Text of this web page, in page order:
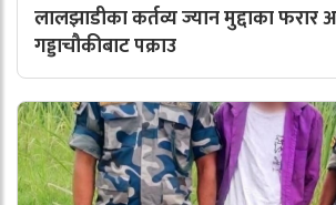
लालझाडीका कर्तव्य ज्यान मुद्दाका फरार
गड्डाचौकीबाट पक्राउ